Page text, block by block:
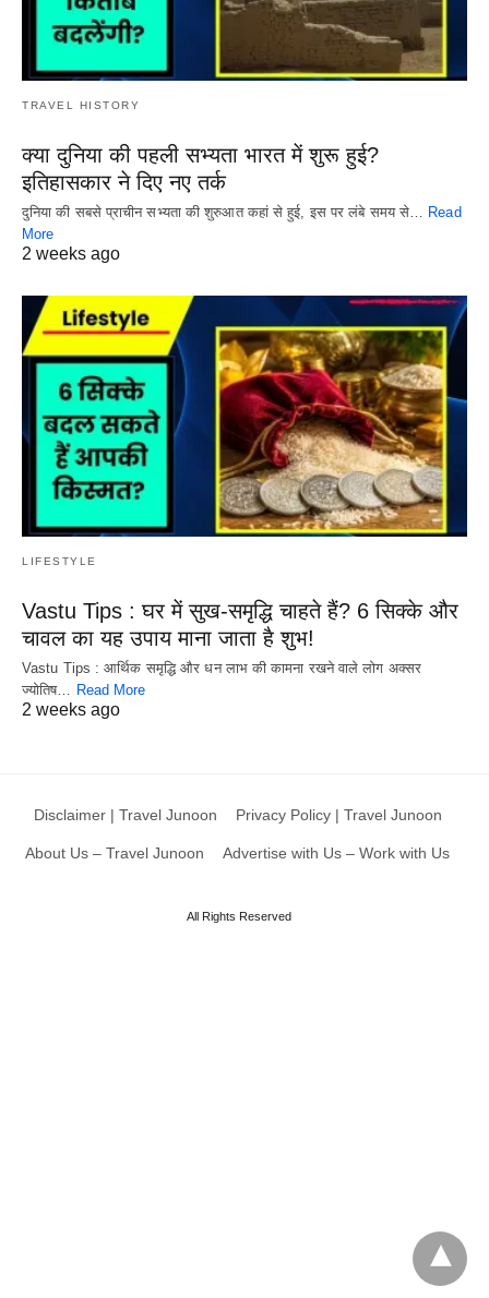
TRAVEL HISTORY
क्या दुनिया की पहली सभ्यता भारत में शुरू हुई?
इतिहासकार ने दिए नए तर्क
दुनिया की सबसे प्राचीन सभ्यता की शुरुआत कहां से हुई, इस पर लंबे समय से… Read
More
2 weeks ago
LIFESTYLE
Vastu Tips : घर में सुख-समृद्धि चाहते हैं? 6 सिक्के और
चावल का यह उपाय माना जाता है शुभ!
Vastu Tips : आर्थिक समृद्धि और धन लाभ की कामना रखने वाले लोग अक्सर
ज्योतिष… Read More
2 weeks ago
Disclaimer | Travel Junoon Privacy Policy | Travel Junoon
About Us – Travel Junoon Advertise with Us – Work with Us
All Rights Reserved